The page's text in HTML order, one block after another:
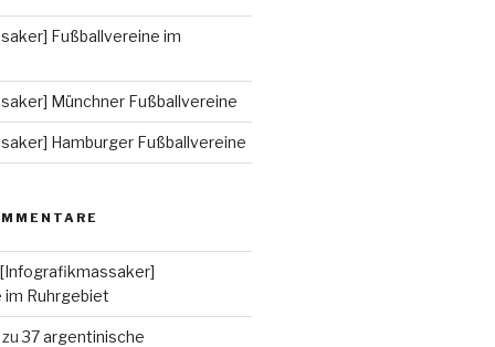
Fußballvereine im
Münchner Fußballvereine
Hamburger Fußballvereine
[Infografikmassaker]
im Ruhrgebiet
37 argentinische